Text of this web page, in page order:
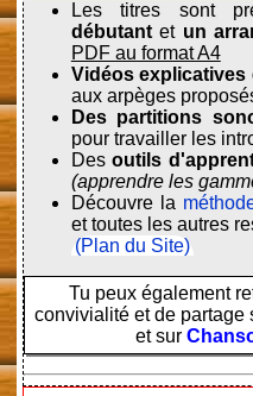
Les titres sont
débutantet un
PDF au format A4
Vidéos
aux arpèges
Des partitions
pour travailler les
Desoutils
(apprendre les
Découvre la
et toutes les autres
(Plan du Site)
Tu peux également
convivialité et de partage
et sur